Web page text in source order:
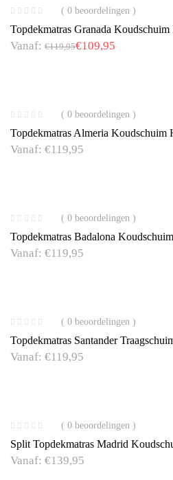
( 0 beoordelingen )
Topdekmatras Granada
Vanaf: €119,95€109,95
( 0 beoordelingen )
Topdekmatras Almeria Koudschuim
Vanaf: €119,95
( 0 beoordelingen )
Topdekmatras Badalona
Vanaf: €119,95
( 0 beoordelingen )
Topdekmatras Santander
Vanaf: €119,95
( 0 beoordelingen )
Split Topdekmatras Madrid
Vanaf: €139,95